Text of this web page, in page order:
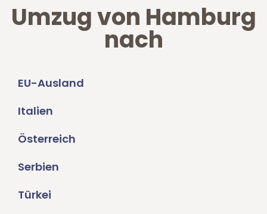
Umzug von Hamburg
nach
EU-Ausland
Italien
Österreich
Serbien
Türkei